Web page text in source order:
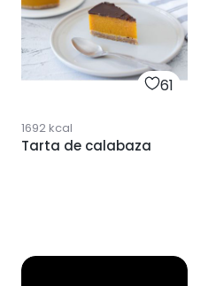
61
1692kcal
Tarta de calabaza